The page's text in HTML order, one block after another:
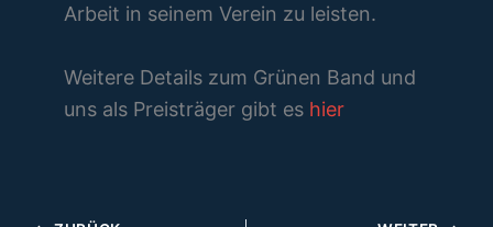
Arbeit in seinem Verein zu leisten.
Weitere Details zum Grünen Band und
uns als Preisträger gibt es hier